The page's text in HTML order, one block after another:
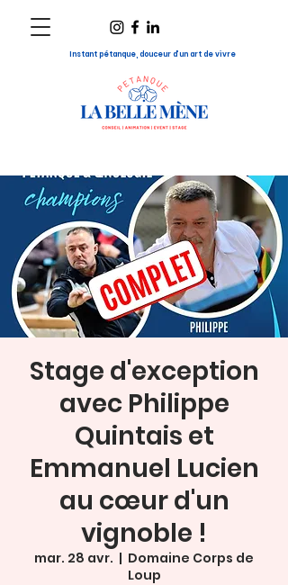
Instant pétanque, douceur d’un art de vivre
Stage d'exception
avec Philippe
Quintais et
Emmanuel Lucien
au cœur d'un
vignoble !
mar. 28 avr.
  |
Domaine Corps de
Loup